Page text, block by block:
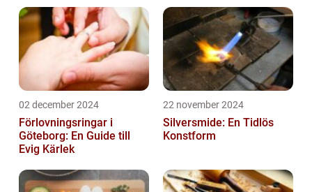
02 december 2024
Förlovningsringar i
Göteborg: En Guide till
Evig Kärlek
22 november 2024
Silversmide: En Tidlös
Konstform